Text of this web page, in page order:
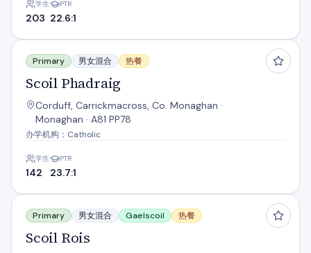
学生
203
PTR
22.6:1
Scoil Phadraig
Primary 男女混合 热餐
Scoil Phadraig
Corduff, Carrickmacross, Co. Monaghan ·
Monaghan · A81 PP78
办学机构：Catholic
学生
142
PTR
23.7:1
Scoil Rois
Primary 男女混合 Gaelscoil 热餐
Scoil Rois